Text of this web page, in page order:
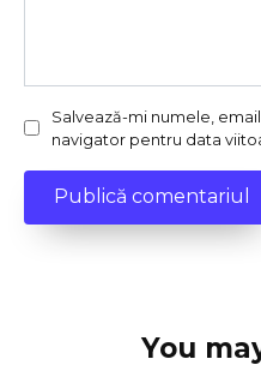
Salvează-mi numele,
navigator pentru data
You